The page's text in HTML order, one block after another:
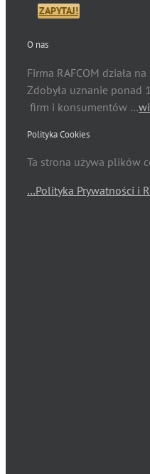
ZAPYTAJ!
O nas
Firma RAFCOM działa
Zdobyła uznanie ponad
firm i konsumentów …
Polityka Cookies
Ta strona używa plików
…Polityka Prywatności i